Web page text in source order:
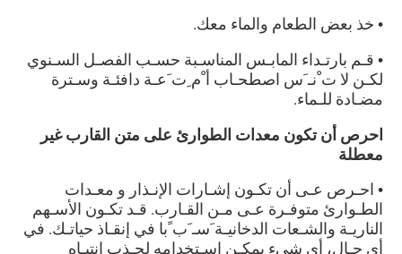
• خذ بعض الطعام والماء معك.
• قـم بارتـداء المابـس المناسـبة حسـب الفصـل السـنوي
لكـن لا تْنـَس اصطحـاب أْم تَعـة دافئـة وسـترة
مضـادة للـماء.
احرص أن تكون معدات الطوارئ على متن القارب غير
معطلة
• احـرص عـى أن تكـون إشـارات الإنـذار و معـدات
الطـوارئ متوفـرة عـى مـن القـارب. قـد تكـون الأسـهم
الناريـة والشـعات الدخانيـة َسـ َب ًبا في إنقـاذ حياتـك. في
أي حـال، أي شيء يمكـن اسـتخدامه لجـذب انتبـاه